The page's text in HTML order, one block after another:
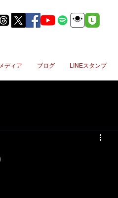
メディア ブログ LINEスタンプ